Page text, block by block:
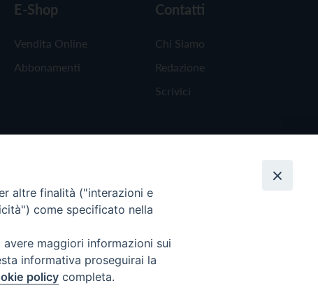
E-Shop
Vendita Online
Abbonamenti
Contatti
Chi Siamo
Redazione
Scrivici
altre finalità ("interazioni e
come specificato nella
maggiori informazioni sui
informativa proseguirai la
policy completa.